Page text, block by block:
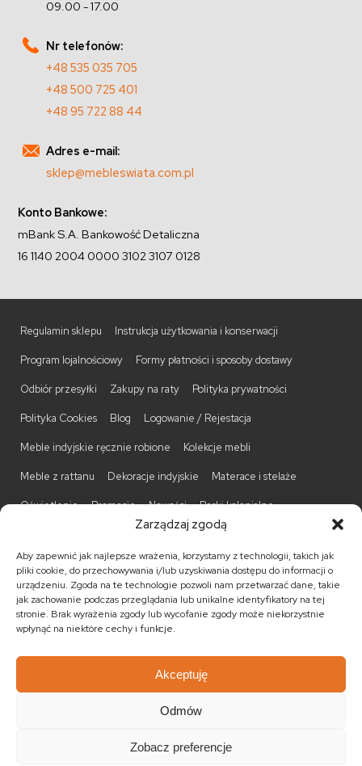
Zarządzaj zgodą
Aby zapewnić jak najlepsze wrażenia, korzystamy z technologii, takich jak
pliki cookie, do przechowywania i/lub uzyskiwania dostępu do informacji o
urządzeniu. Zgoda na te technologie pozwoli nam przetwarzać dane, takie
jak zachowanie podczas przeglądania lub unikalne identyfikatory na tej
stronie. Brak wyrażenia zgody lub wycofanie zgody może niekorzystnie
wpłynąć na niektóre cechy i funkcje.
Akceptuję
Odmów
Zobacz preferencje
09.00 - 17.00
Nr telefonów:
+48 535 035 705
+48 500 725 401
+48 95 722 88 44
Adres e-mail:
sklep@mebleswiata.com.pl
Konto Bankowe:
mBank S.A. Bankowość Detaliczna
16 1140 2004 0000 3102 3107 0128
Regulamin sklepu Instrukcja użytkowania i konserwacji
Program lojalnościowy Formy płatności i sposoby dostawy
Odbiór przesyłki Zakupy na raty Polityka prywatności
Polityka Cookies Blog Logowanie / Rejestacja
Meble indyjskie ręcznie robione Kolekcje mebli
Meble z rattanu Dekoracje indyjskie Materace i stelaże
Oświetlenie Promocje Nowości Barki kolonialne
Komody kolonialne Krzesła kolonialne
Kufry indyjskie Ławki kolonialne Łóżka kolonialne
Parawany kolonialne Półki kolonialne Regały kolonialne
Stojaki na CD Stoliki kawowe Stoliki nocne
MEBLE ŚWIATA
KULIKOWSKI-IT.pl Strony internetowe Szczecin